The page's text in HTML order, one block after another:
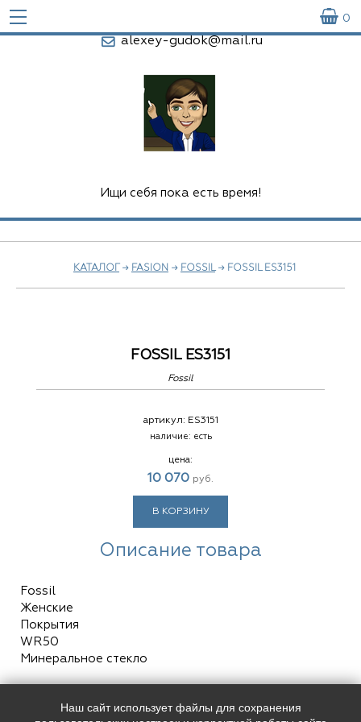
 0
alexey-gudok@mail.ru
Ищи себя пока есть время!
КАТАЛОГ → FASION → FOSSIL→ FOSSIL ES3151
FOSSIL ES3151
Fossil
артикул: ES3151
наличие: есть
цена:
10 070 руб.
В КОРЗИНУ
Описание товара
Fossil
Женские
Покрытия
WR50
Минеральное стекло
Наш сайт использует файлы для сохранения